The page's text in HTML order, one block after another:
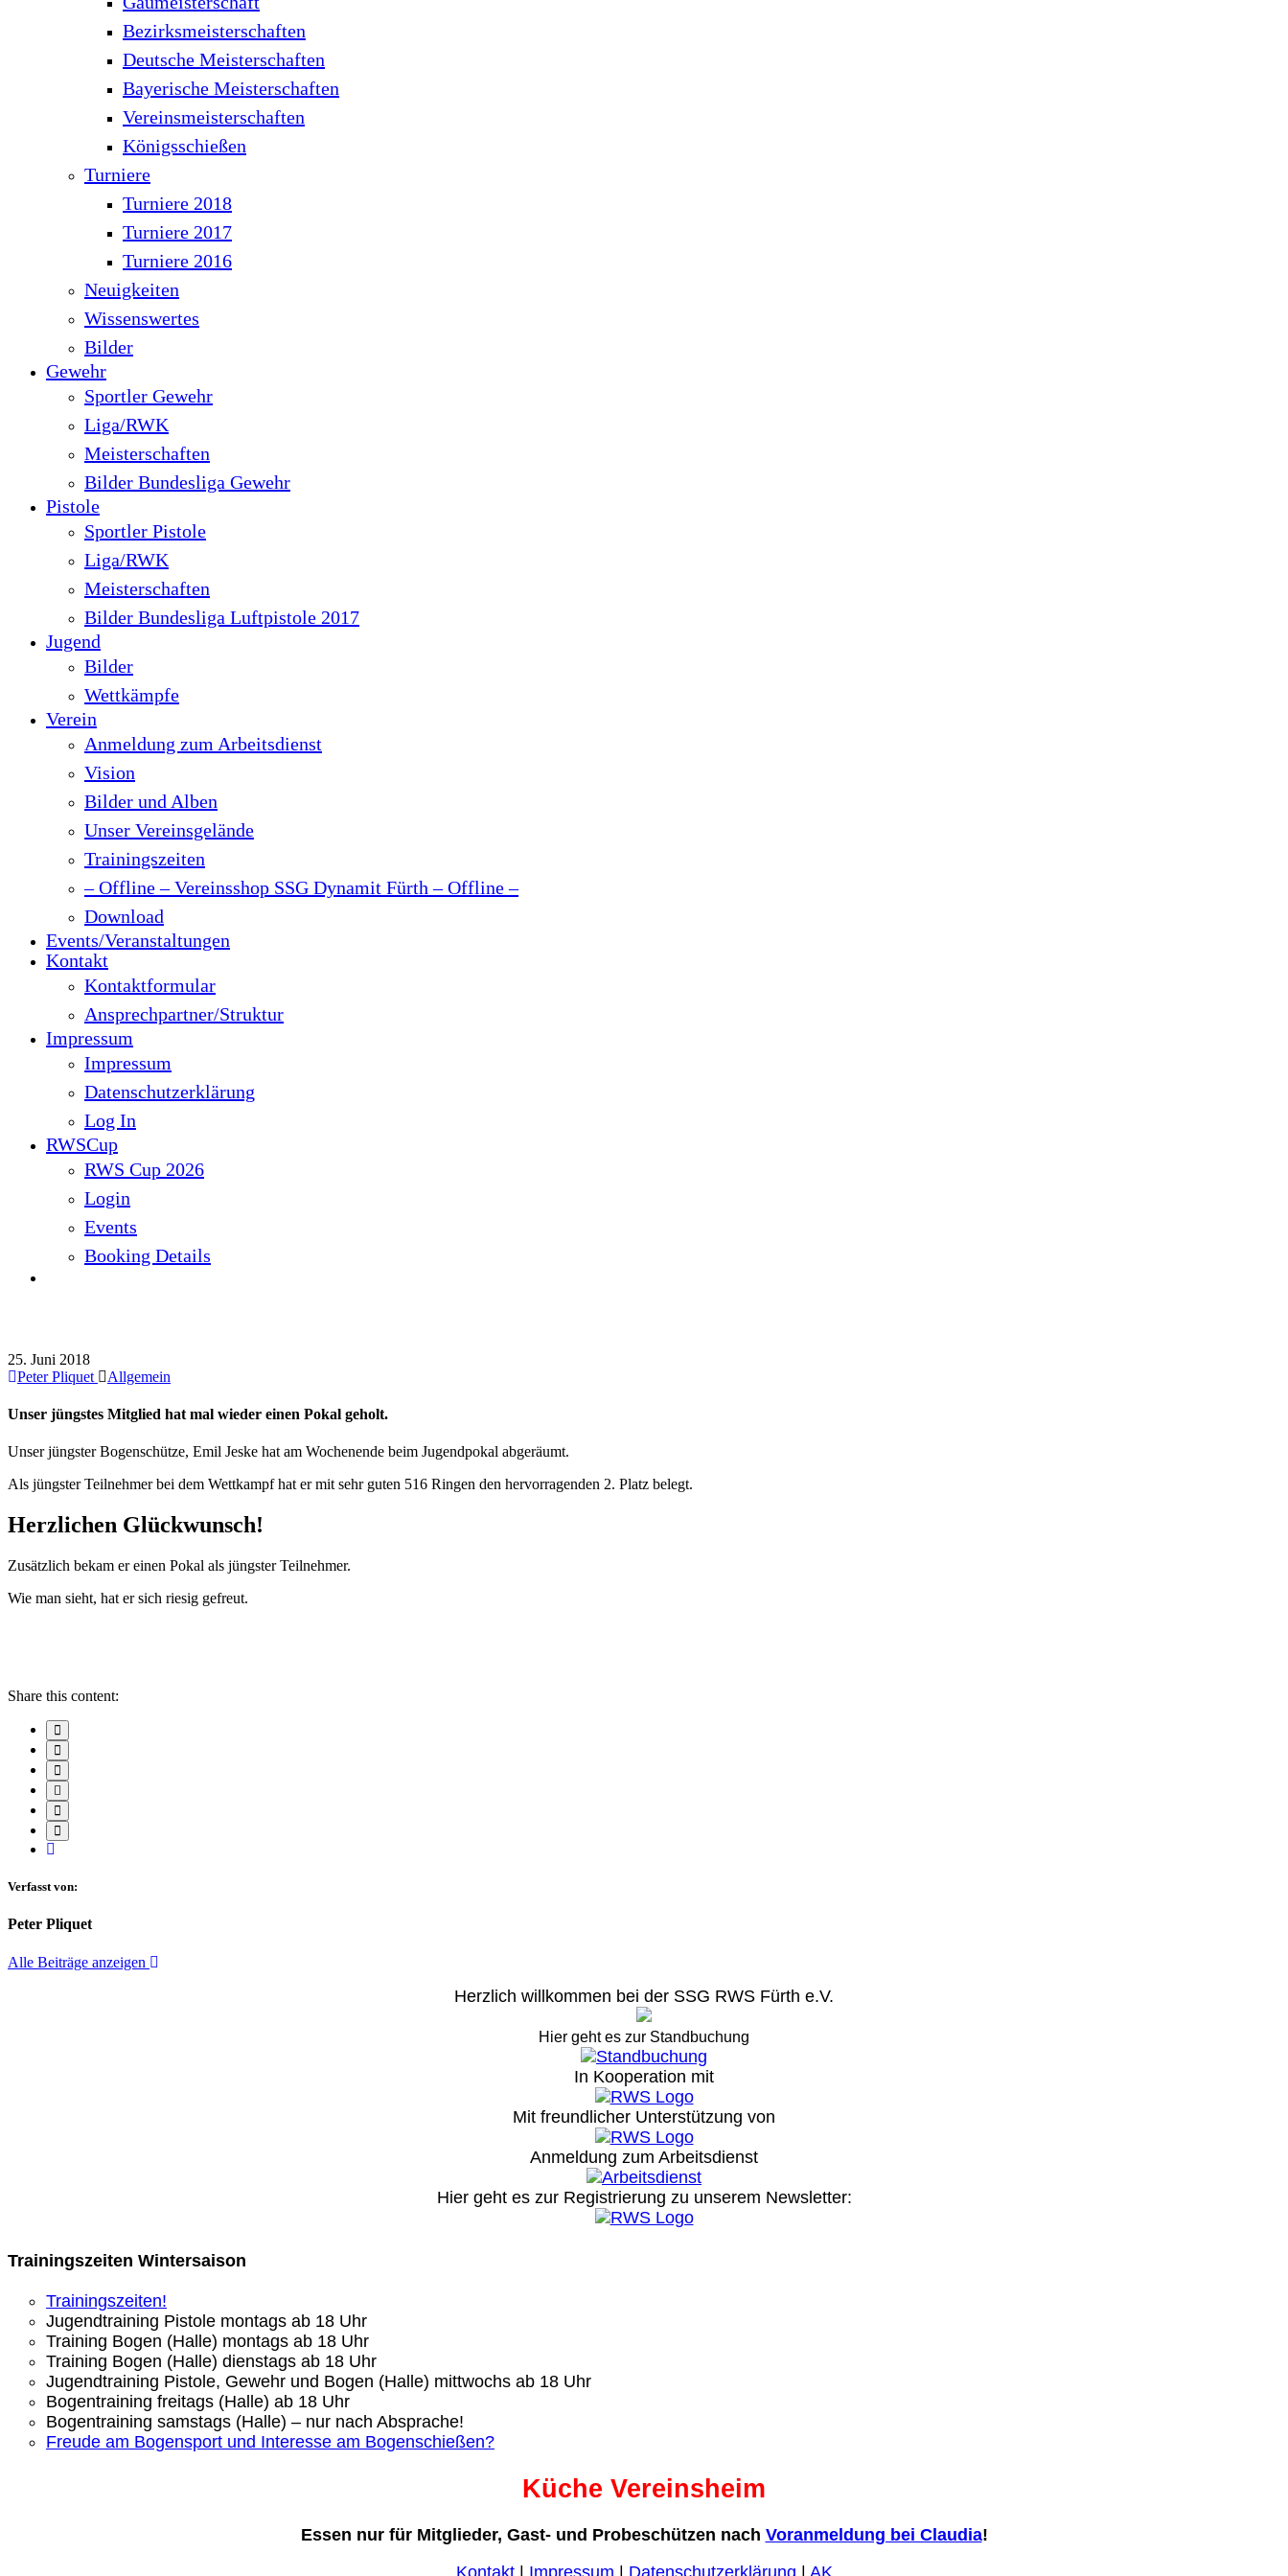
Bezirksmeisterschaften
Deutsche Meisterschaften
Bayerische Meisterschaften
Vereinsmeisterschaften
Königsschießen
Turniere
Turniere 2018
Turniere 2017
Turniere 2016
Neuigkeiten
Wissenswertes
Bilder
Gewehr
Sportler Gewehr
Liga/RWK
Meisterschaften
Bilder Bundesliga Gewehr
Pistole
Sportler Pistole
Liga/RWK
Meisterschaften
Bilder Bundesliga Luftpistole 2017
Jugend
Bilder
Wettkämpfe
Verein
Anmeldung zum Arbeitsdienst
Vision
Bilder und Alben
Unser Vereinsgelände
Trainingszeiten
– Offline – Vereinsshop SSG Dynamit Fürth – Offline –
Download
Events/Veranstaltungen
Kontakt
Kontaktformular
Ansprechpartner/Struktur
Impressum
Impressum
Datenschutzerklärung
Log In
RWSCup
RWS Cup 2026
Login
Events
Booking Details
25. Juni 2018
Peter Pliquet
Allgemein
Unser jüngstes Mitglied hat mal wieder einen Pokal geholt.
Unser jüngster Bogenschütze, Emil Jeske hat am Wochenende beim Jugendpokal abgeräumt.
Als jüngster Teilnehmer bei dem Wettkampf hat er mit sehr guten 516 Ringen den hervorragenden 2. Platz belegt.
Herzlichen Glückwunsch!
Zusätzlich bekam er einen Pokal als jüngster Teilnehmer.
Wie man sieht, hat er sich riesig gefreut.
Share this content:
Verfasst von:
Peter Pliquet
Alle Beiträge anzeigen
Herzlich willkommen bei der SSG RWS Fürth e.V.
Hier geht es zur Standbuchung
In Kooperation mit
Mit freundlicher Unterstützung von
Anmeldung zum Arbeitsdienst
Hier geht es zur Registrierung zu unserem Newsletter:
Trainingszeiten Wintersaison
Trainingszeiten!
Jugendtraining Pistole montags ab 18 Uhr
Training Bogen (Halle) montags ab 18 Uhr
Training Bogen (Halle) dienstags ab 18 Uhr
Jugendtraining Pistole, Gewehr und Bogen (Halle) mittwochs ab 18 Uhr
Bogentraining freitags (Halle) ab 18 Uhr
Bogentraining samstags (Halle) – nur nach Absprache!
Freude am Bogensport und Interesse am Bogenschießen?
Küche Vereinsheim
Essen nur für Mitglieder, Gast- und Probeschützen nach Voranmeldung bei Claudia!